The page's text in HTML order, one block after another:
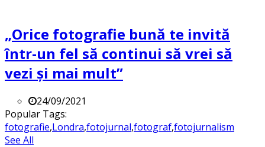
„Orice fotografie bună te invită
într-un fel să continui să vrei să
vezi și mai mult”
24/09/2021
Popular Tags:
fotografie,Londra,fotojurnal,fotograf,fotojurnalism
See All